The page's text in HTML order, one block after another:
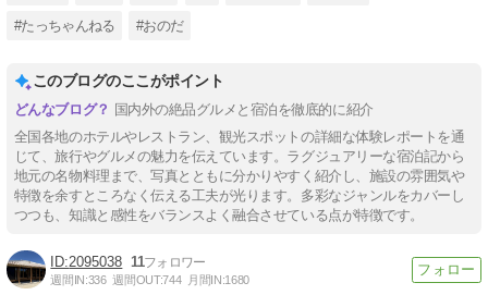
#たっちゃんねる #おのだ
このブログのここがポイント
国内外の絶品グルメと宿泊を徹底的に紹介
全国各地のホテルやレストラン、観光スポットの詳細な体験レポートを通
じて、旅行やグルメの魅力を伝えています。ラグジュアリーな宿泊記から
地元の名物料理まで、写真とともに分かりやすく紹介し、施設の雰囲気や
特徴を余すところなく伝える工夫が光ります。多彩なジャンルをカバーし
つつも、知識と感性をバランスよく融合させている点が特徴です。
2095038 11
週間IN:336 週間OUT:744 月間IN:1680